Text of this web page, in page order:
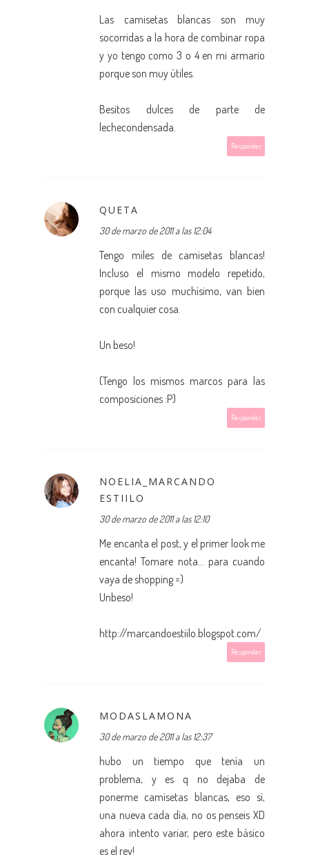
Las camisetas blancas son muy
socorridas a la hora de combinar ropa
y yo tengo como 3 o 4 en mi armario
porque son muy útiles.
Besitos dulces de parte de
lechecondensada.
Responder
QUETA
30 de marzo de 2011 a las 12:04
Tengo miles de camisetas blancas!
Incluso el mismo modelo repetido,
porque las uso muchísimo, van bien
con cualquier cosa.
Un beso!
(Tengo los mismos marcos para las
composiciones :P)
Responder
NOELIA_MARCANDO
ESTIILO
30 de marzo de 2011 a las 12:10
Me encanta el post, y el primer look me
encanta! Tomare nota... para cuando
vaya de shopping =)
Unbeso!
http://marcandoestiilo.blogspot.com/
Responder
MODASLAMONA
30 de marzo de 2011 a las 12:37
hubo un tiempo que tenía un
problema, y es q no dejaba de
ponerme camisetas blancas, eso sí,
una nueva cada día, no os penseis XD
ahora intento variar, pero este básico
es el rey!